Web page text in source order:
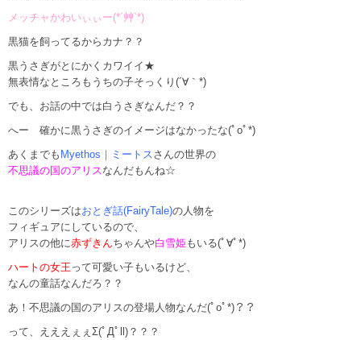
メッチャかわいぃぃー(*´艸`*)
黒猫を飼ってるからカナ？？
黒うさぎがとにかくカワイイ★
無表情なところもうちの子そっくり(´∀｀*)
でも、お話の中では白うさぎなんだ？？
へー 確かに黒うさぎのイメージはなかったな(ﾟoﾟ*)
あくまでも Myethos｜ミートス さんの世界の
不思議の国のアリス なんだもんね☆
このシリーズはおとぎ話(FairyTale)の人物を
フィギュアにしているので、
アリスの他に赤ずきんちゃんや白雪姫 もいる(ﾟ∀ﾟ*)
ハートの女王 って可愛い子もいるけど、
なんの童話なんだろ？？
あ！不思議の国のアリスの登場人物なんだ(ﾟoﾟ*)？？
って、えええぇぇΣ(ﾟДﾟll)？？？